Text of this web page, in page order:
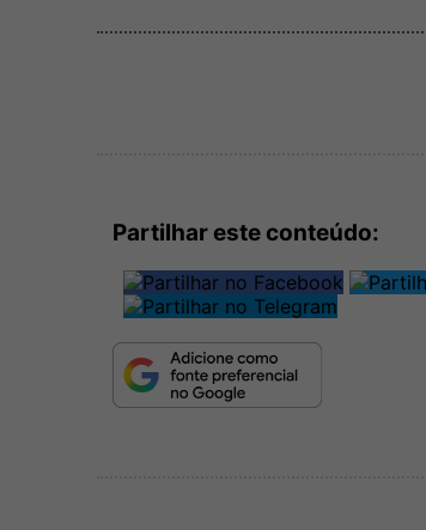
Partilhar este conteúdo: